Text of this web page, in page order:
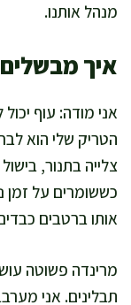
מנהל אותנו.
איך
אני מודה: עוף
הטריק שלי הוא
צלייה בתנור,
כששומרים על זמן
אותו ברטבים
מרינדה פשוטה
תבלינים. אני